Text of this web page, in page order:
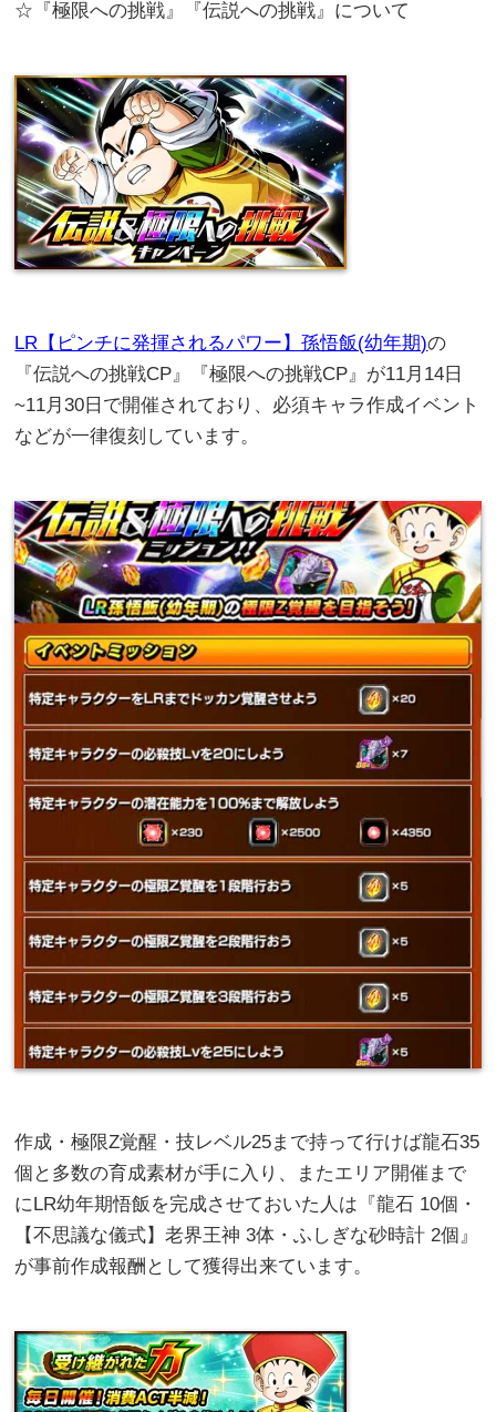
☆『極限への挑戦』『伝説への挑戦』について
LR【ピンチに発揮されるパワー】孫悟飯(幼年期)の
『伝説への挑戦CP』『極限への挑戦CP』が11月14日
~11月30日で開催されており、必須キャラ作成イベント
などが一律復刻しています。
作成・極限Z覚醒・技レベル25まで持って行けば龍石35
個と多数の育成素材が手に入り、またエリア開催まで
にLR幼年期悟飯を完成させておいた人は『龍石 10個・
【不思議な儀式】老界王神 3体・ふしぎな砂時計 2個』
が事前作成報酬として獲得出来ています。